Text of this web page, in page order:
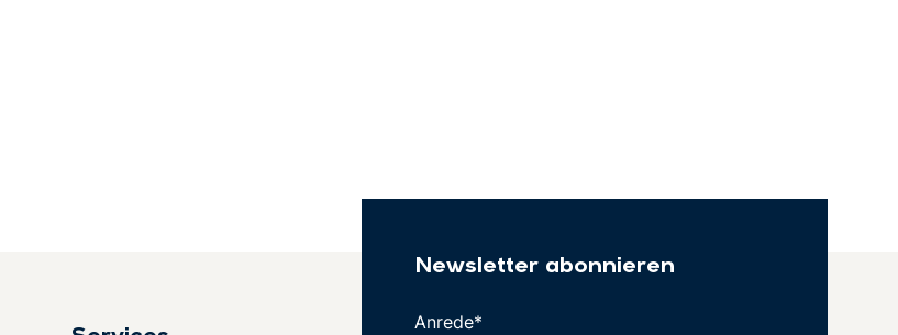
Newsletter abonnieren
Anrede*